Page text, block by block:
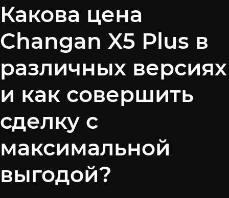
Какова цена
Changan X5 Plus в
различных версиях
и как совершить
сделку с
максимальной
выгодой?